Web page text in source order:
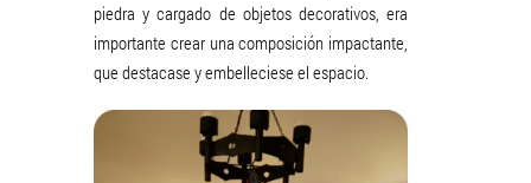
piedra y cargado de objetos decorativos, era
importante crear una composición impactante,
que destacase y embelleciese el espacio.